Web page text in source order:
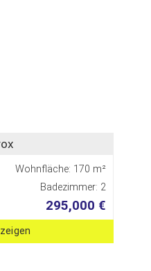
Wohnfläche: 170 m²
Badezimmer: 2
295,000 €